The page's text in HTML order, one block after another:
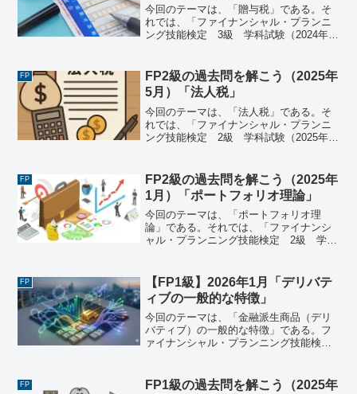
今回のテーマは、「贈与税」である。そ
れでは、「ファイナンシャル・プランニ
ング技能検定 3級 学科試験（2024年1
ル・プランニング技能検定 3級 学科試
験（2024年1...
FP
FP2級の過去問を解こう（2025年
5月）「法人税」
今回のテーマは、「法人税」である。そ
れでは、「ファイナンシャル・プランニ
ング技能検定 2級 学科試験（2025年5
ル・プランニング技能検定 2級 学科試
験（2025年5...
FP
FP2級の過去問を解こう（2025年
1月）「ポートフォリオ理論」
今回のテーマは、「ポートフォリオ理
論」である。それでは、「ファイナンシ
ャル・プランニング技能検定 2級 学科
ァイナンシャル・プランニング技能検
定 2級 学科試験（...
FP
【FP1級】2026年1月「デリバテ
ィブの一般的な特徴」
今回のテーマは、「金融派生商品（デリ
バティブ）の一般的な特徴」である。フ
ァイナンシャル・プランニング技能検
リバティブ）の一般的な特徴に関する次
FP
FP1級の過去問を解こう（2025年